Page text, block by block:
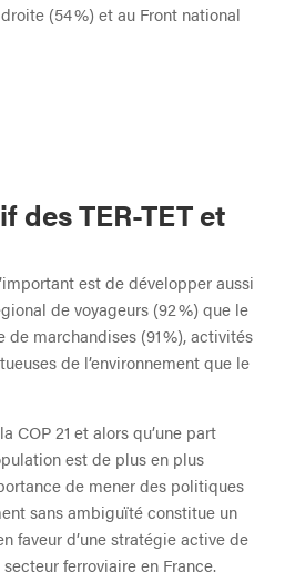
(54 %) et au Front national
des TER-TET et
est de développer aussi
de voyageurs (92 %) que le
de marchandises (91 %), activités
de l’environnement que le
COP 21 et alors qu’une part
est de plus en plus
de mener des politiques
sans ambiguïté constitue un
faveur d’une stratégie active de
ferroviaire en France.